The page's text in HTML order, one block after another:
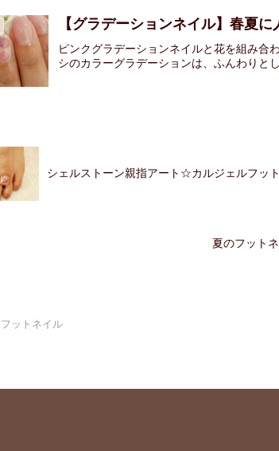
【グラデーションネイル】春夏
ピンクグラデーションネイルと花を組み合
シのカラーグラデーションは、ふんわりと
シェルストーン親指アート☆カルジェルフッ
夏のフット
フットネイル